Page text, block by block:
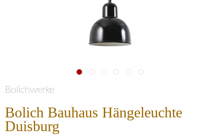
Bolichwerke
Bolich Bauhaus Hängeleuchte
Duisburg